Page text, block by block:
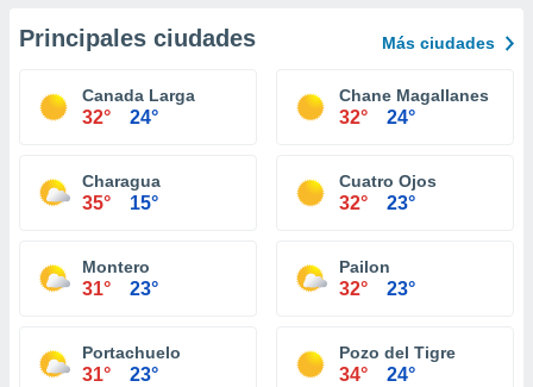
Principales ciudades Más ciudades
Canada Larga
32° 24°
Chane Magallanes
32° 24°
Charagua
35° 15°
Cuatro Ojos
32° 23°
Montero
31° 23°
Pailon
32° 23°
Portachuelo
31° 23°
Pozo del Tigre
34° 24°